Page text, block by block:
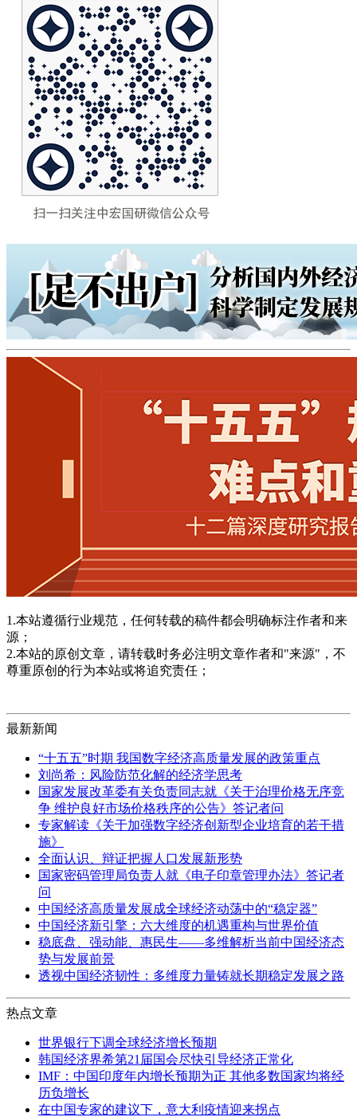
1.本站遵循行业规范，任何转载的稿件都会明确标注作者和来
源；
2.本站的原创文章，请转载时务必注明文章作者和"来源"，不
尊重原创的行为本站或将追究责任；
最新新闻
“十五五”时期 我国数字经济高质量发展的政策重点
刘尚希：风险防范化解的经济学思考
国家发展改革委有关负责同志就《关于治理价格无序竞
争 维护良好市场价格秩序的公告》答记者问
专家解读《关于加强数字经济创新型企业培育的若干措
施》
全面认识、辩证把握人口发展新形势
国家密码管理局负责人就《电子印章管理办法》答记者
问
中国经济高质量发展成全球经济动荡中的“稳定器”
中国经济新引擎：六大维度的机遇重构与世界价值
稳底盘、强动能、惠民生——多维解析当前中国经济态
势与发展前景
透视中国经济韧性：多维度力量铸就长期稳定发展之路
热点文章
世界银行下调全球经济增长预期
韩国经济界希第21届国会尽快引导经济正常化
IMF：中国印度年内增长预期为正 其他多数国家均将经
历负增长
在中国专家的建议下，意大利疫情迎来拐点